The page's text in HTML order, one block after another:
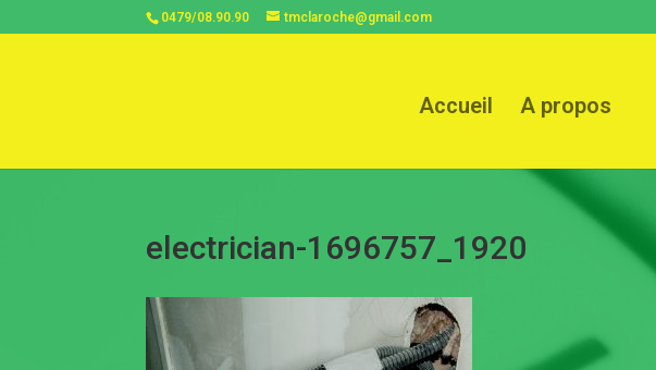
0479/08.90.90 tmclaroche@gmail.com
Accueil A propos
electrician-1696757_1920